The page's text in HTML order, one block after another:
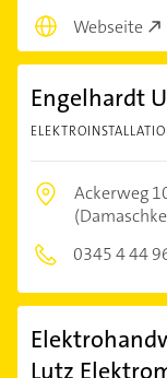
Webseite
Engelhardt
Ackerweg
0345 4 44
Lutz